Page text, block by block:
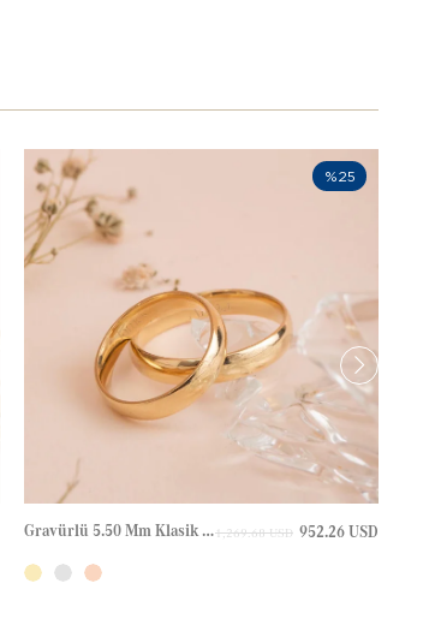
Gravürlü 5.50 Mm Klasik Altın Alyans 952.26 USD
1,269.68 USD
%25